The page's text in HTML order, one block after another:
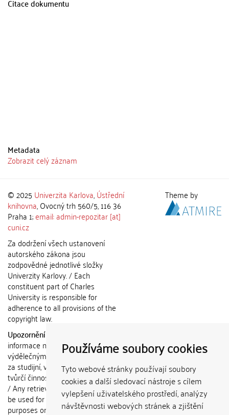
Používáme soubory cookies
Tyto webové stránky používají soubory
cookies a další sledovací nástroje s cílem
vylepšení uživatelského prostředí, analýzy
návštěvnosti webových stránek a zjištění
Citace dokumentu
Metadata
Zobrazit celý záznam
© 2025 Univerzita Karlova,Ústřední
knihovna, Ovocný trh 560/5, 116 36
Praha 1;email: admin-repozitar [at]
cuni.cz
Za dodržení všech ustanovení
autorského zákona jsou
zodpovědné jednotlivé složky
Univerzity Karlovy. / Each
constituent part of Charles
University is responsible for
adherence to all provisions of the
copyright law.
Upozornění / Notice:
informace nemohou být použity k
výdělečným účelům nebo vydávány
za studijní, vědeckou nebo jinou
tvůrčí činnost jiné osoby než autora.
/ Any retrieved information shall not
be used for any commercial
purposes or claimed as results of
Theme by